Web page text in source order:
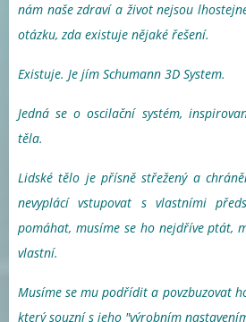
nám naše zdraví a život nejsou
otázku, zda existuje nějaké řešení.
Existuje. Je jím Schumann 3D System.
Jedná se o oscilační systém,
těla.
Lidské tělo je přísně střežený a
nevyplácí vstupovat s vlastními
pomáhat, musíme se ho nejdříve ptát,
vlastní.
Musíme se mu podřídit a povzbuzovat
který souzní s jeho "výrobním